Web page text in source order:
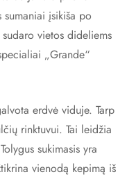
įsikiša po
vietos dideliems
„Grande“
erdvė viduje. Tarp
rinktuvui. Tai leidžia
sukimasis yra
vienodą kepimą iš